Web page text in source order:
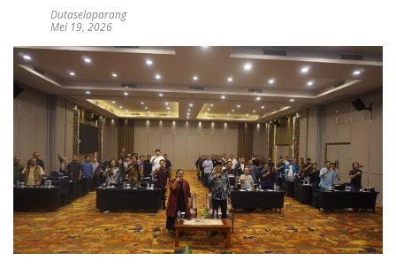
Dutaselaparang
Mei 19, 2026